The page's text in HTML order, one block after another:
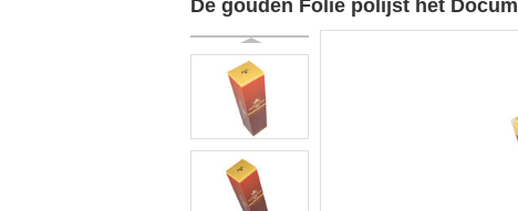
De gouden Folie polijst het